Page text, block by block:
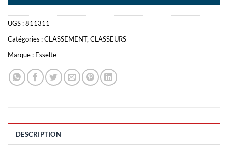
UGS :811311
Catégories :CLASSEMENT, CLASSEURS
Marque : Esselte
DESCRIPTION